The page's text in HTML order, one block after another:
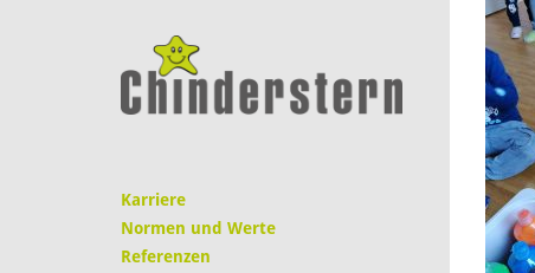
Karriere
Normen und Werte
Referenzen